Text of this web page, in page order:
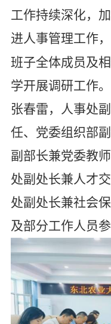
工作持续深化，
进人事管理工作，
班子全体成员及
学开展调研工作
张春雷，人事处
任、党委组织部
副部长兼党委教
处副处长兼人才
处副处长兼社会
及部分工作人员参